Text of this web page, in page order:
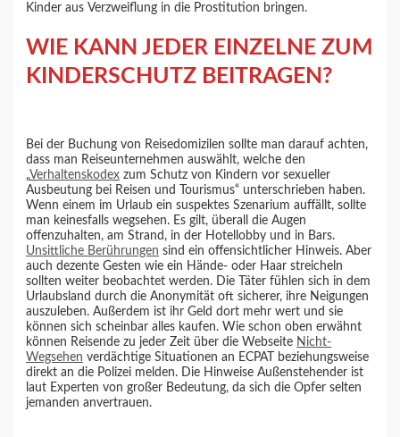
Kinder aus Verzweiflung in die Prostitution bringen.
WIE KANN JEDER EINZELNE ZUM
KINDERSCHUTZ BEITRAGEN?
Bei der Buchung von Reisedomizilen sollte man darauf achten,
dass man Reiseunternehmen auswählt, welche den
„Verhaltenskodex zum Schutz von Kindern vor sexueller
Ausbeutung bei Reisen und Tourismus“ unterschrieben haben.
Wenn einem im Urlaub ein suspektes Szenarium auffällt, sollte
man keinesfalls wegsehen. Es gilt, überall die Augen
offenzuhalten, am Strand, in der Hotellobby und in Bars.
Unsittliche Berührungen sind ein offensichtlicher Hinweis. Aber
auch dezente Gesten wie ein Hände- oder Haar streicheln
sollten weiter beobachtet werden. Die Täter fühlen sich in dem
Urlaubsland durch die Anonymität oft sicherer, ihre Neigungen
auszuleben. Außerdem ist ihr Geld dort mehr wert und sie
können sich scheinbar alles kaufen. Wie schon oben erwähnt
können Reisende zu jeder Zeit über die Webseite Nicht-
Wegsehen verdächtige Situationen an ECPAT beziehungsweise
direkt an die Polizei melden. Die Hinweise Außenstehender ist
laut Experten von großer Bedeutung, da sich die Opfer selten
jemanden anvertrauen.